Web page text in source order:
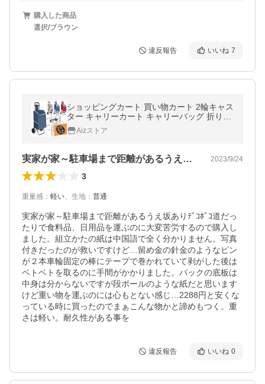
購入した商品
選択/ブラウン
違反報告 いいね 7
ショッピングカート 買い物カート 2輪キャス
ター キャリーカート キャリーバッグ 折りた
たみ 大容量 おしゃれ 軽量
Aizストア
実家が家～駐車場まで距離があるうえ坂あ… 2023/9/24
3
重量感 ： 軽い、 生地 ： 普通
実家が家～駐車場まで距離があるうえ坂ありﾃﾞｺﾎﾞｺ道だっ
たりで食料品、日用品を運ぶのに大変苦労するので購入し
ました。組立かたの紙は中国語で全く分かりません。写真
付きだったのが救いですけど…留め金の針金のようなピン
が２本車輪固定の棒にテープで巻かれていて剥がした後は
ベトベトを取るのに手間がかかりました。バックの底板は
中身は分からないですが段ボールのような紙だと思います
けど重い物を運ぶのには心もとない感じ…2288円と安くな
っている時に買ったのでまぁこんな物かと諦めもつく。重
さは軽い。耐久性がある事を
違反報告 いいね 0